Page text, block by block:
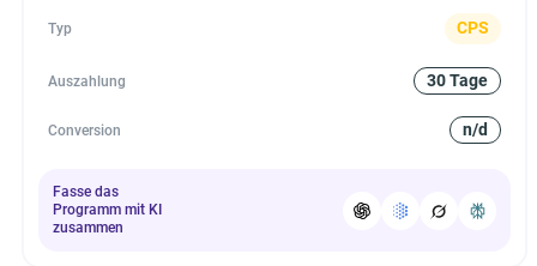
Typ CPS
Auszahlung 30 Tage
Conversion n/d
Fasse das
Programm mit KI
zusammen